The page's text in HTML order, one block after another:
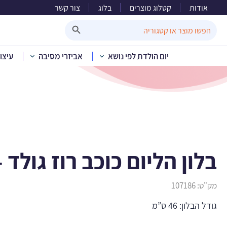
אודות קטלוג מוצרים בלוג צור קשר
for:
יום הולדת לפי נושא אביזרי מסיבה
בית »קטלוג מוצרים
בלון הליום כוכב רוז
מק"ט:107186
גודל הבלון: 46 ס”מ